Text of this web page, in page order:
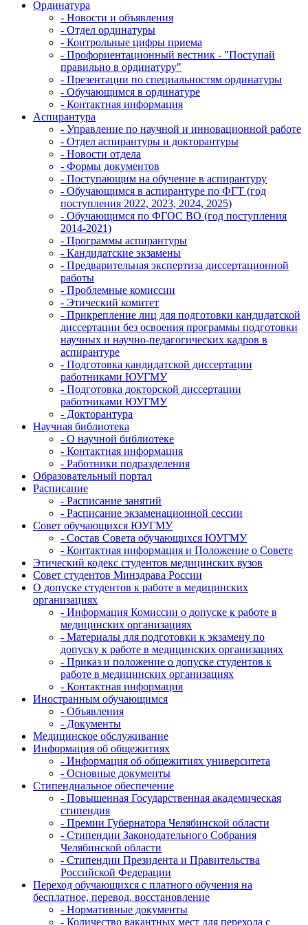
Ординатура
- Новости и объявления
- Отдел ординатуры
- Контрольные цифры приема
- Профориентационный вестник - "Поступай
правильно в ординатуру"
- Презентации по специальностям ординатуры
- Обучающимся в ординатуре
- Контактная информация
Аспирантура
- Управление по научной и инновационной работе
- Отдел аспирантуры и докторантуры
- Новости отдела
- Формы документов
- Поступающим на обучение в аспирантуру
- Обучающимся в аспирантуре по ФГТ (год
поступления 2022, 2023, 2024, 2025)
- Обучающимся по ФГОС ВО (год поступления
2014-2021)
- Программы аспирантуры
- Кандидатские экзамены
- Предварительная экспертиза диссертационной
работы
- Проблемные комиссии
- Этический комитет
- Прикрепление лиц для подготовки кандидатской
диссертации без освоения программы подготовки
научных и научно-педагогических кадров в
аспирантуре
- Подготовка кандидатской диссертации
работниками ЮУГМУ
- Подготовка докторской диссертации
работниками ЮУГМУ
- Докторантура
Научная библиотека
- О научной библиотеке
- Контактная информация
- Работники подразделения
Образовательный портал
Расписание
- Расписание занятий
- Расписание экзаменационной сессии
Совет обучающихся ЮУГМУ
- Состав Совета обучающихся ЮУГМУ
- Контактная информация и Положение о Совете
Этический кодекс студентов медицинских вузов
Совет студентов Минздрава России
О допуске студентов к работе в медицинских
организациях
- Информация Комиссии о допуске к работе в
медицинских организациях
- Материалы для подготовки к экзамену по
допуску к работе в медицинских организациях
- Приказ и положение о допуске студентов к
работе в медицинских организациях
- Контактная информация
Иностранным обучающимся
- Объявления
- Документы
Медицинское обслуживание
Информация об общежитиях
- Информация об общежитиях университета
- Основные документы
Стипендиальное обеспечение
- Повышенная Государственная академическая
стипендия
- Премии Губернатора Челябинской области
- Стипендии Законодательного Собрания
Челябинской области
- Стипендии Президента и Правительства
Российской Федерации
Переход обучающихся с платного обучения на
бесплатное, перевод, восстановление
- Нормативные документы
- Количество вакантных мест для перехода с